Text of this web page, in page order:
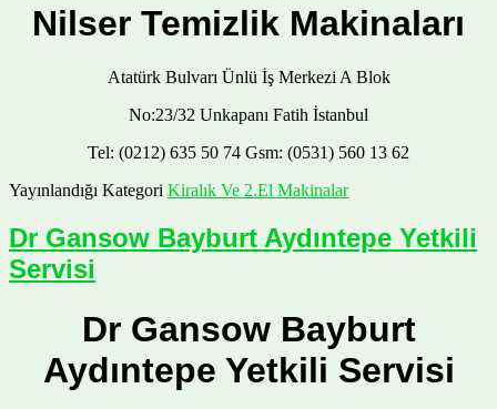
Nilser Temizlik Makinaları
Atatürk Bulvarı Ünlü İş Merkezi A Blok
No:23/32 Unkapanı Fatih İstanbul
Tel: (0212) 635 50 74 Gsm: (0531) 560 13 62
Yayınlandığı Kategori Kiralık Ve 2.El Makinalar
Dr Gansow Bayburt Aydıntepe Yetkili
Servisi
Dr Gansow Bayburt
Aydıntepe Yetkili Servisi